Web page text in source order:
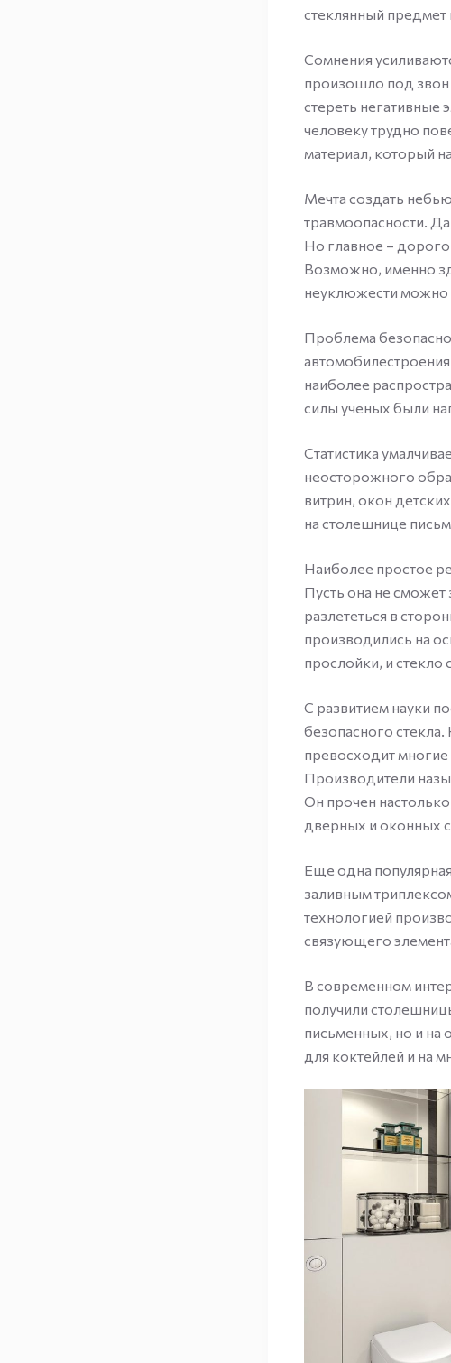
стеклянный
Сомнения
произошло под звон
стереть негативные
человеку трудно
материал, который
Мечта создать
травмоопасности.
Но главное –
Возможно, именно
неуклюжести можно
Проблема
наиболее
силы ученых были
Статистика
неосторожного
витрин, окон
на столешнице
Наиболее простое
Пусть она не сможет
разлететься в
производились на
прослойки, и стекло
С развитием науки
безопасного
превосходит
Производители
Он прочен
дверных и оконных
Еще одна
заливным
технологией
связующего
В современном
получили
письменных, но и на
для коктейлей и на